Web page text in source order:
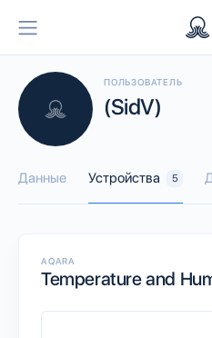
ПОЛЬЗОВАТЕЛЬ
(SidV)
Данные Устройства 5
AQARA
Temperature and